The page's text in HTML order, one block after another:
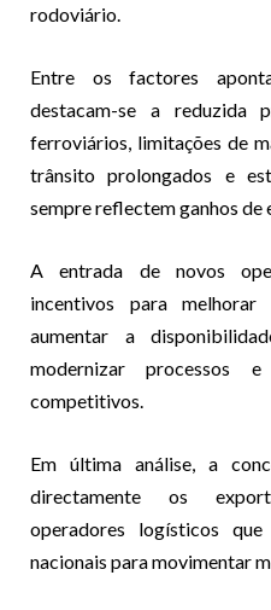
rodoviário.
Entre os factores
destacam-se a reduzida
ferroviários, limitações de
trânsito prolongados e
sempre reflectem ganhos
A entrada de novos
incentivos para
aumentar a
modernizar processos
competitivos.
Em última análise, a
directamente os
operadores logísticos
nacionais para movimentar